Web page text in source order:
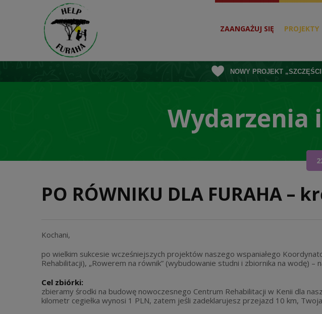
NOWY PROJEKT
ZAANGAŻUJ SIĘ PROJEKTY
Wydarzenia
PO RÓWNIKU DLA FURAHA –
Kochani,
po wielkim sukcesie wcześniejszych projektów naszego wspaniałego
Rehabilitacji), „Rowerem na równik” (wybudowanie studni i zbiornika na wodę) –
Cel zbiórki:
zbieramy środki na budowę nowoczesnego Centrum Rehabilitacji w Kenii dla
kilometr cegiełka wynosi 1 PLN, zatem jeśli zadeklarujesz przejazd 10 km,